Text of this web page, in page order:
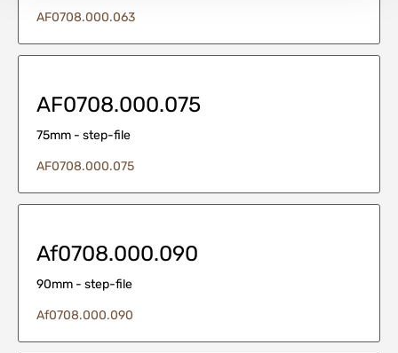
AF0708.000.063
AF0708.000.075
75mm - step-file
AF0708.000.075
Af0708.000.090
90mm - step-file
Af0708.000.090